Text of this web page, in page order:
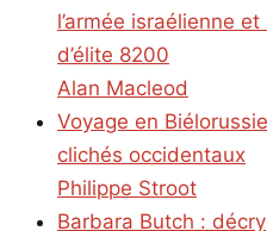
l’armée israélienne
d’élite 8200
Alan Macleod
Voyage en
clichés occidentaux
Philippe Stroot
Barbara Butch :